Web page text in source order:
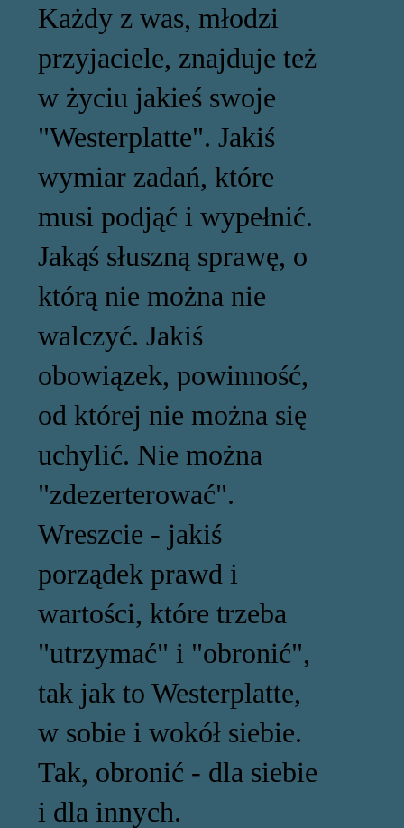
Każdy z was, młodzi
przyjaciele, znajduje też
w życiu jakieś swoje
"Westerplatte". Jakiś
wymiar zadań, które
musi podjąć i wypełnić.
Jakąś słuszną sprawę, o
którą nie można nie
walczyć. Jakiś
obowiązek, powinność,
od której nie można się
uchylić. Nie można
"zdezerterować".
Wreszcie - jakiś
porządek prawd i
wartości, które trzeba
"utrzymać" i "obronić",
tak jak to Westerplatte,
w sobie i wokół siebie.
Tak, obronić - dla siebie
i dla innych.